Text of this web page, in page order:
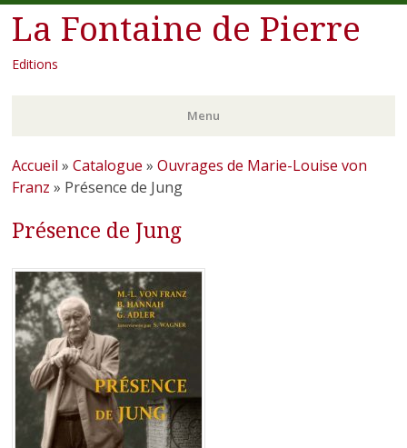
La Fontaine de Pierre
Editions
Menu
Aller
au
principal
Accueil » Catalogue » Ouvrages de Marie-Louise von
Franz » Présence de Jung
Présence de Jung